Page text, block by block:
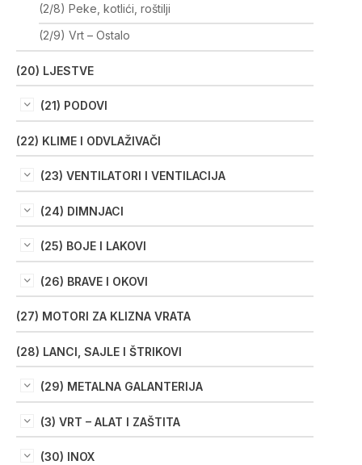
(2/8) Peke, kotlići, roštilji
(2/9) Vrt – Ostalo
(20) LJESTVE
(21) PODOVI
(22) KLIME I ODVLAŽIVAČI
(23) VENTILATORI I VENTILACIJA
(24) DIMNJACI
(25) BOJE I LAKOVI
(26) BRAVE I OKOVI
(27) MOTORI ZA KLIZNA VRATA
(28) LANCI, SAJLE I ŠTRIKOVI
(29) METALNA GALANTERIJA
(3) VRT – ALAT I ZAŠTITA
(30) INOX